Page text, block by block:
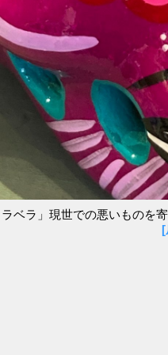
ベラ」現世での悪いものを
[